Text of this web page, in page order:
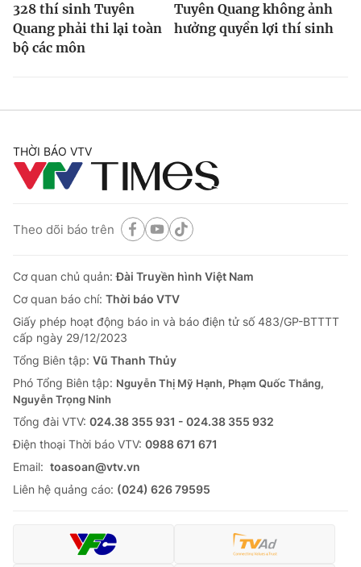
328 thí sinh Tuyên
Quang phải thi lại toàn
bộ các môn
Tuyên Quang không ảnh
hưởng quyền lợi thí sinh
THỜI BÁO VTV
Theo dõi báo trên
Cơ quan chủ quản:Đài Truyền hình Việt Nam
Cơ quan báo chí: Thời báo VTV
Giấy phép hoạt động báo in và báo điện tử số 483/GP-BTTTT
cấp ngày 29/12/2023
Tổng Biên tập: Vũ Thanh Thủy
Phó Tổng Biên tập: Nguyễn Thị Mỹ Hạnh, Phạm Quốc Thắng,
Nguyễn Trọng Ninh
Tổng đài VTV: 024.38 355 931 - 024.38 355 932
Ðiện thoại Thời báo VTV: 0988 671 671
Email: toasoan@vtv.vn
Liên hệ quảng cáo: (024) 626 79595